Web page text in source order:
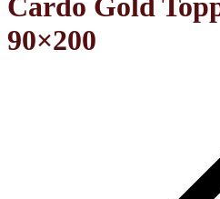
Cardo Gold
90×200